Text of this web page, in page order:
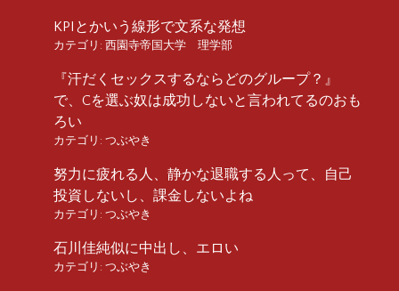
KPIとかいう線形で文系な発想
カテゴリ: 西園寺帝国大学 理学部
『汗だくセックスするならどのグループ？』
で、Cを選ぶ奴は成功しないと言われてるのおも
ろい
カテゴリ: つぶやき
努力に疲れる人、静かな退職する人って、自己
投資しないし、課金しないよね
カテゴリ: つぶやき
石川佳純似に中出し、エロい
カテゴリ: つぶやき